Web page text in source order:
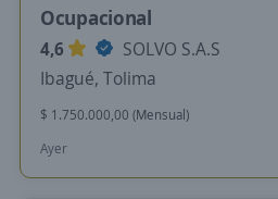
Ocupacional
4,6
SOLVO S.A.S
Ibagué, Tolima
$ 1.750.000,00 (Mensual)
Ayer